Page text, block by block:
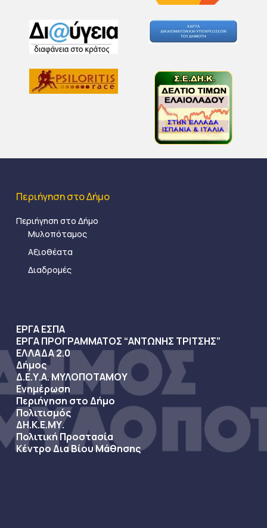
Περιήγηση στο Δήμο
Περιήγηση στο Δήμο
Μυλοπόταμος
Αξιοθέατα
Διαδρομές
ΕΡΓΑ ΕΣΠΑ
ΕΡΓΑ ΠΡΟΓΡΑΜΜΑΤΟΣ “ΑΝΤΩΝΗΣ ΤΡΙΤΣΗΣ”
ΕΛΛΑΔΑ 2.0
Δήμος
Δ.Ε.Υ.Α. ΜΥΛΟΠΟΤΑΜΟΥ
Ενημέρωση
Περιήγηση στο Δήμο
Πολιτισμός
ΔΗ.Κ.Ε.ΜΥ.
Πολιτική Προστασία
Κέντρο Δια Βίου Μάθησης